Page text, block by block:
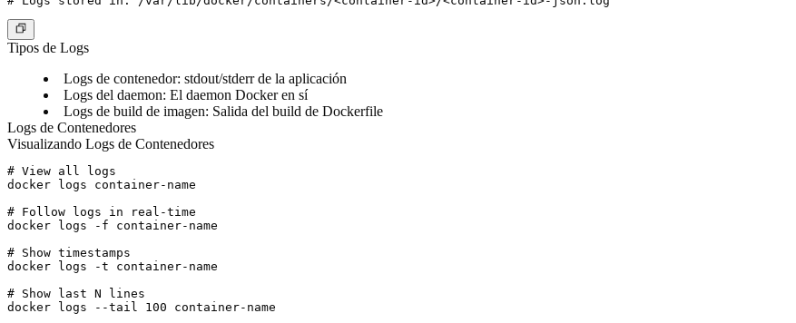
Tipos de Logs
Logs de contenedor: stdout/stderr de la aplicación
Logs del daemon: El daemon Docker en sí
Logs de build de imagen: Salida del build de Dockerfile
Logs de Contenedores
Visualizando Logs de Contenedores
# View all logs
docker logs container-name
# Follow logs in real-time
docker logs -f container-name
# Show timestamps
docker logs -t container-name
# Show last N lines
docker logs --tail 100 container-name